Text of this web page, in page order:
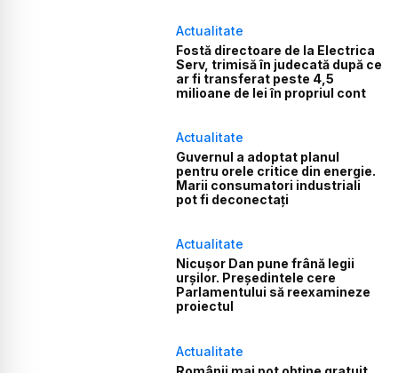
Actualitate
Fostă directoare de la Electrica
Serv, trimisă în judecată după ce
ar fi transferat peste 4,5
milioane de lei în propriul cont
Actualitate
Guvernul a adoptat planul
pentru orele critice din energie.
Marii consumatori industriali
pot fi deconectați
Actualitate
Nicușor Dan pune frână legii
urșilor. Președintele cere
Parlamentului să reexamineze
proiectul
Actualitate